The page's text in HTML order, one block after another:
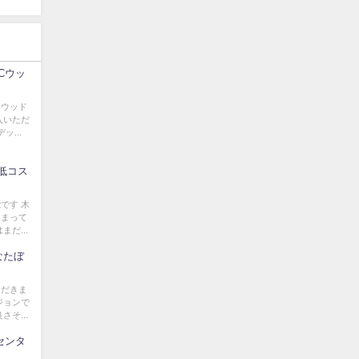
ウッ
ッド
いただ
...
コス
す 木
って
だ...
たぼ
きま
ョンで
そ...
ンタ